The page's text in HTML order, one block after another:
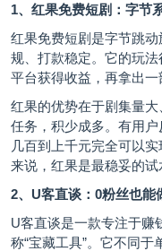
1、红果免费短剧：字节
红果免费短剧是字节跳
规、打款稳定。它的玩
平台获得收益，再拿出一
红果的优势在于剧集量
任务，积少成多。有用
几百到上千元完全可以
来说，红果是最稳妥的试
2、U客直谈：0粉丝也能
U客直谈是一款专注于赚
称“宝藏工具”。它不同